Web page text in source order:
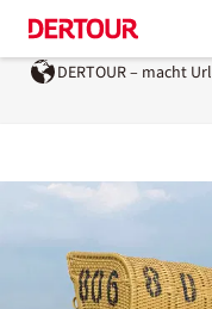
DERTOUR – macht